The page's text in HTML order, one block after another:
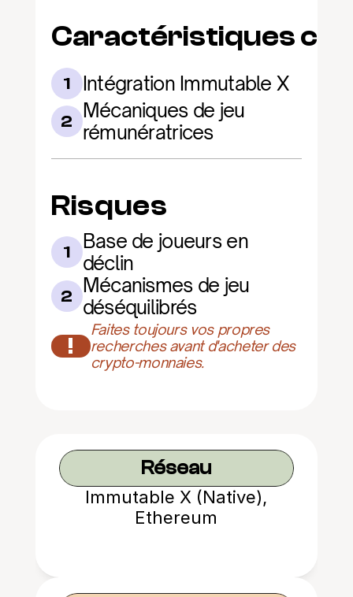
Caractéristiques
1 Intégration Immutable X
2 Mécaniques de jeu
rémunératrices
Risques
1
Base de joueurs en
déclin
2 Mécanismes de jeu
déséquilibrés
!
Faites toujours vos propres
recherches avant d'acheter des
crypto-monnaies.
Réseau
Immutable X (Native),
Ethereum